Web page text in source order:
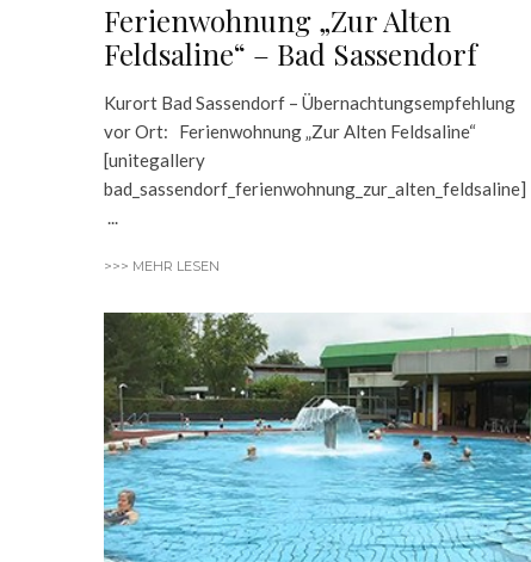
Ferienwohnung „Zur Alten
Feldsaline“ – Bad Sassendorf
Kurort Bad Sassendorf – Übernachtungsempfehlung
vor Ort: Ferienwohnung „Zur Alten Feldsaline“
[unitegallery
bad_sassendorf_ferienwohnung_zur_alten_feldsaline]
...
>>> MEHR LESEN